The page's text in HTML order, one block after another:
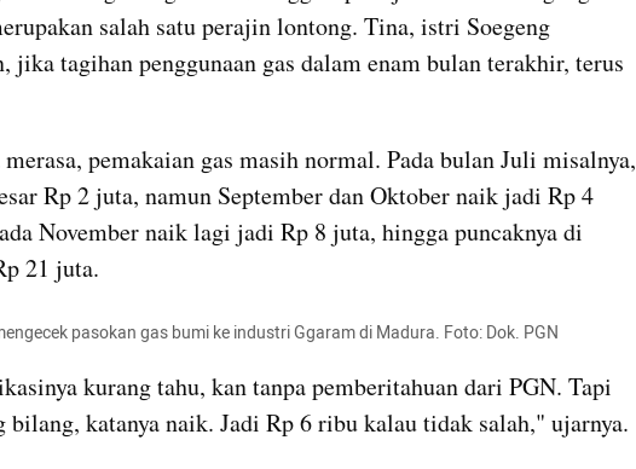
salah satu perajin lontong. Tina, istri Soegeng
jika tagihan penggunaan gas dalam enam bulan terakhir, terus
pemakaian gas masih normal. Pada bulan Juli misalnya,
Rp 2 juta, namun September dan Oktober naik jadi Rp 4
November naik lagi jadi Rp 8 juta, hingga puncaknya di
21 juta.
pasokan gas bumi ke industri Ggaram di Madura. Foto: Dok. PGN
kurang tahu, kan tanpa pemberitahuan dari PGN. Tapi
bilang, katanya naik. Jadi Rp 6 ribu kalau tidak salah," ujarnya.